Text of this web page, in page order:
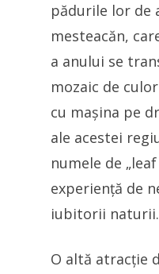
pădurile lor de
mesteacăn,
a anului se
mozaic de
cu mașina pe
ale acestei
numele de
experiență de
iubitorii naturii.
O altă atracție